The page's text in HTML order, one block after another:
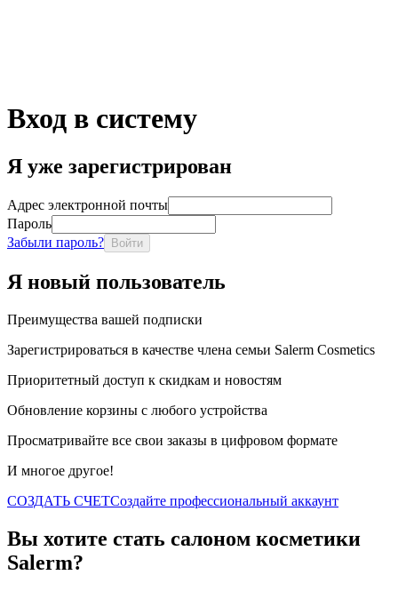
Вход в систему
Я уже зарегистрирован
Адрес электронной почты
Пароль
Забыли пароль?
Войти
Я новый пользователь
Преимущества вашей подписки
Зарегистрироваться в качестве члена семьи Salerm Cosmetics
Приоритетный доступ к скидкам и новостям
Обновление корзины с любого устройства
Просматривайте все свои заказы в цифровом формате
И многое другое!
СОЗДАТЬ СЧЕТСоздайте профессиональный аккаунт
Вы хотите стать салоном косметики
Salerm?